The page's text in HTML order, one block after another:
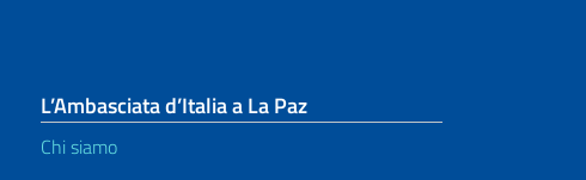
L’Ambasciata d’Italia a La Paz
Chi siamo